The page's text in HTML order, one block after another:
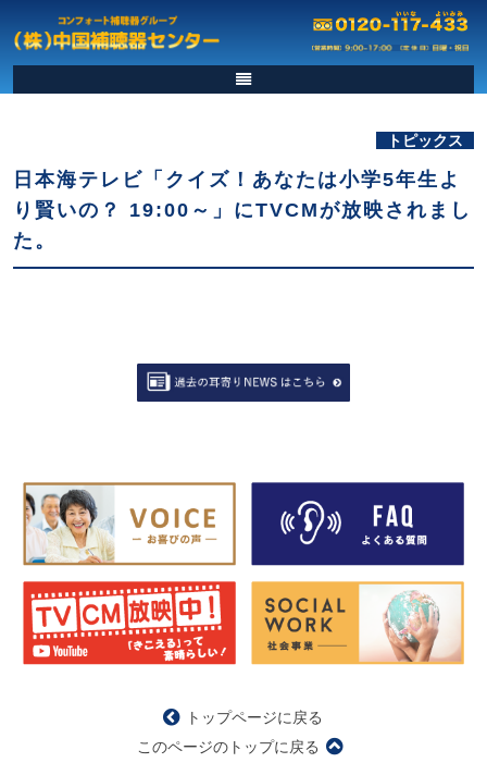
トピックス
日本海テレビ「クイズ！あなたは小学5年生よ
り賢いの？ 19:00～」にTVCMが放映されまし
た。
トップページに戻る
このページのトップに戻る